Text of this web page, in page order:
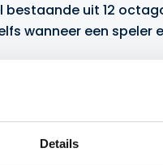
Details
uit 12
wanneer een speler
opstellingen te
en